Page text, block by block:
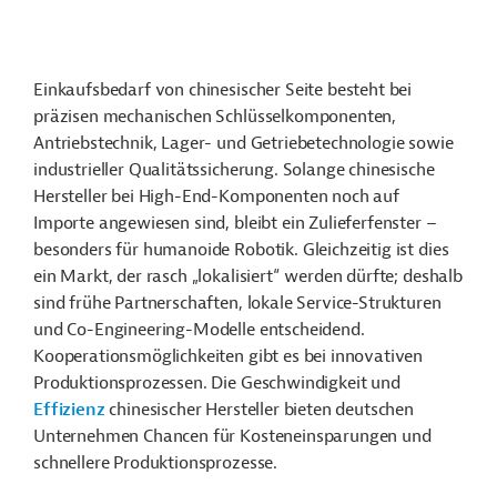
Einkaufsbedarf von chinesischer Seite besteht bei
präzisen mechanischen Schlüsselkomponenten,
Antriebstechnik, Lager- und Getriebetechnologie sowie
industrieller Qualitätssicherung. Solange chinesische
Hersteller bei High-End-Komponenten noch auf
Importe angewiesen sind, bleibt ein Zulieferfenster –
besonders für humanoide Robotik. Gleichzeitig ist dies
ein Markt, der rasch „lokalisiert“ werden dürfte; deshalb
sind frühe Partnerschaften, lokale Service-Strukturen
und Co-Engineering-Modelle entscheidend.
Kooperationsmöglichkeiten gibt es bei innovativen
Produktionsprozessen. Die Geschwindigkeit und
Effizienz chinesischer Hersteller bieten deutschen
Unternehmen Chancen für Kosteneinsparungen und
schnellere Produktionsprozesse.